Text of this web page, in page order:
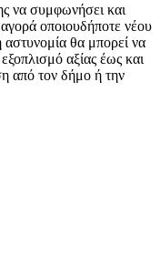
να συμφωνήσει και
οποιουδήποτε νέου
αστυνομία θα μπορεί να
αξίας έως και
από τον δήμο ή την